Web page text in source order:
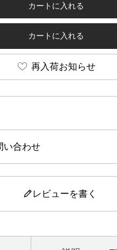
カートに入れる
カートに入れる
再入荷お知らせ
い合わせ
レビューを書く